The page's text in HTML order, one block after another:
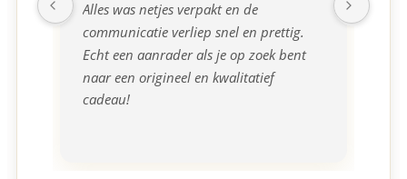
Alles was netjes verpakt en de
communicatie verliep snel en prettig.
Echt een aanrader als je op zoek bent
naar een origineel en kwalitatief
cadeau!